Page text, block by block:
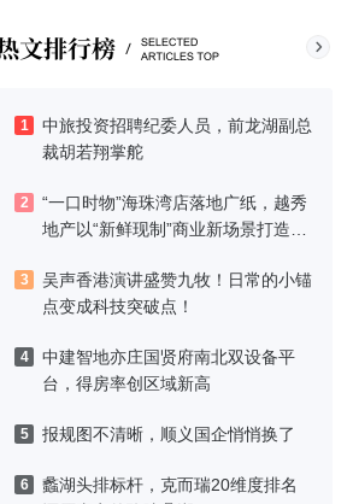
1
中旅投资招聘纪委人员，前龙湖副总
裁胡若翔掌舵
2
“一口时物”海珠湾店落地广纸，越秀
地产以“新鲜现制”商业新场景打造社
3
吴声香港演讲盛赞九牧！日常的小锚
点变成科技突破点！
4
中建智地亦庄国贤府南北双设备平
台，得房率创区域新高
5 报规图不清晰，顺义国企悄悄换了
6
蠡湖头排标杆，克而瑞20维度排名